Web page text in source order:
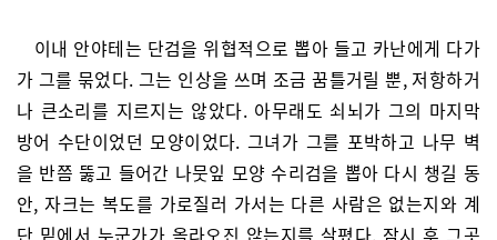
이내 안야테는 단검을 위협적으로 뽑아 들고 카난에게 다가
가 그를 묶었다. 그는 인상을 쓰며 조금 꿈틀거릴 뿐, 저항하거
나 큰소리를 지르지는 않았다. 아무래도 쇠뇌가 그의 마지막
방어 수단이었던 모양이었다. 그녀가 그를 포박하고 나무 벽
을 반쯤 뚫고 들어간 나뭇잎 모양 수리검을 뽑아 다시 챙길 동
안, 자크는 복도를 가로질러 가서는 다른 사람은 없는지와 계
단 밑에서 누군가가 올라오진 않는지를 살폈다. 잠시 후 그곳